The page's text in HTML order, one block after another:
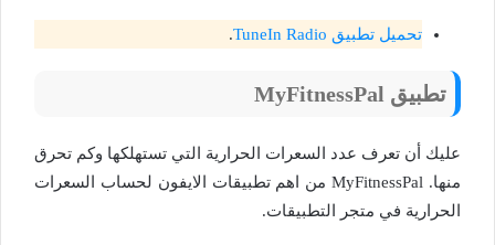
تحميل تطبيق TuneIn Radio .
تطبيق MyFitnessPal
عليك أن تعرف عدد السعرات الحرارية التي تستهلكها وكم تحرق
منها. MyFitnessPal من اهم تطبيقات الايفون لحساب السعرات
الحرارية في متجر التطبيقات.